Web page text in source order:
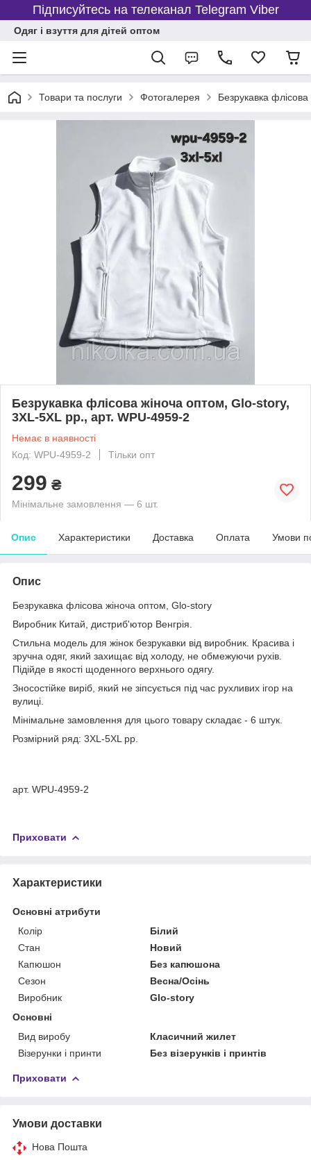
Підписуйтесь на телеканал Telegram Viber
Одяг і взуття для дітей оптом
Товари та послуги Фотогалерея Безрукавка
Безрукавка флісова жіноча оптом, Glo-story,
3XL-5XL рр., арт. WPU-4959-2
Немає в наявності
Код: WPU-4959-2
Тільки опт
299 ₴
Мінімальне замовлення — 6 шт.
Опис Характеристики Доставка Оплата Умови
Опис
Безрукавка флісова жіноча оптом, Glo-story
Виробник Китай, дистриб'ютор Венгрія.
Стильна модель для жінок безрукавки від виробник. Красива і
зручна одяг, який захищає від холоду, не обмежуючи рухів.
Підійде в якості щоденного верхнього одягу.
Зносостійке виріб, який не зіпсується під час рухливих ігор на
вулиці.
Мінімальне замовлення для цього товару складає - 6 штук.
Розмірний ряд: 3XL-5XL рр.
арт. WPU-4959-2
Приховати
Характеристики
Основні атрибути
Колір
Білий
Стан
Новий
Капюшон
Без капюшона
Сезон
Весна/Осінь
Виробник
Glo-story
Основні
Вид виробу
Класичний жилет
Візерунки і принти
Без візерунків і принтів
Приховати
Умови доставки
Нова Пошта